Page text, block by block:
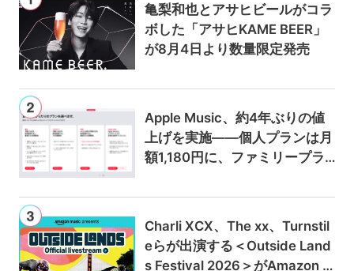
亀梨和也とアサヒビールがコラ
ボした「アサヒKAME BEER」
が8月4日より数量限定発売
Apple Music、約4年ぶりの値
上げを実施——個人プランは月
額1,180円に、ファミリープラ
Charli XCX、The xx、Turnstil
eらが出演する＜Outside Land
s Festival 2026＞がAmazon M